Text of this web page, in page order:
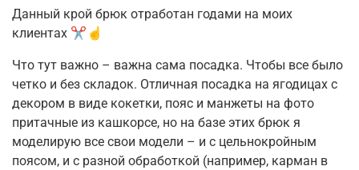
Данный крой брюк отработан годами на моих
клиентах ✂️☝️
Что тут важно – важна сама посадка. Чтобы все было
четко и без складок. Отличная посадка на ягодицах с
декором в виде кокетки, пояс и манжеты на фото
притачные из кашкорсе, но на базе этих брюк я
моделирую все свои модели – и с цельнокройным
поясом, и с разной обработкой (например, карман в